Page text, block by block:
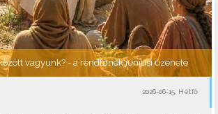
vagyunk? - a rendfőnök júniusi üzenete
2026-06-15, Hétfő